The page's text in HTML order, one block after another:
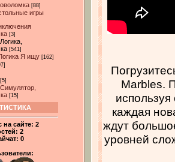
[88]
игры
[3]
[541]
Я ищу [162]
[5]
[15]
на сайте: 2
2
0
Marbles.
каждая
ждут
уровней